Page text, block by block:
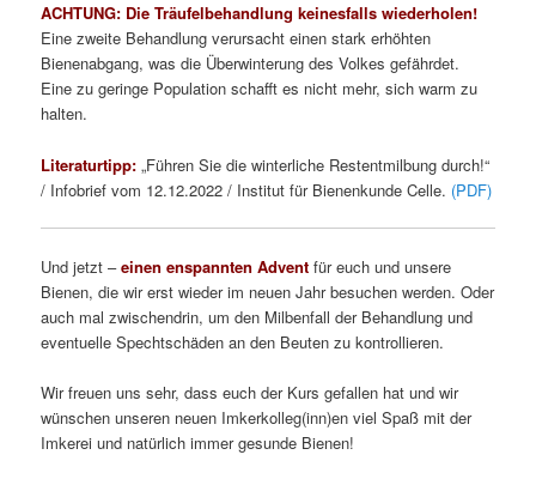
ACHTUNG: Die Träufelbehandlung keinesfalls wiederholen!
Eine zweite Behandlung verursacht einen stark erhöhten
Bienenabgang, was die Überwinterung des Volkes gefährdet.
Eine zu geringe Population schafft es nicht mehr, sich warm zu
halten.
Literaturtipp:„Führen Sie die winterliche Restentmilbung durch!“
/ Infobrief vom 12.12.2022 / Institut für Bienenkunde Celle. (PDF)
Und jetzt –einen enspannten Advent für euch und unsere
Bienen, die wir erst wieder im neuen Jahr besuchen werden. Oder
auch mal zwischendrin, um den Milbenfall der Behandlung und
eventuelle Spechtschäden an den Beuten zu kontrollieren.
Wir freuen uns sehr, dass euch der Kurs gefallen hat und wir
wünschen unseren neuen Imkerkolleg(inn)en viel Spaß mit der
Imkerei und natürlich immer gesunde Bienen!